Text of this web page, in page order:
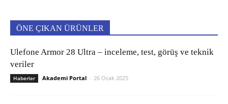
ÖNE ÇIKAN ÜRÜNLER
Ulefone Armor 28 Ultra – inceleme, test, görüş ve teknik
veriler
Haberler Akademi Portal - 26 Ocak 2025